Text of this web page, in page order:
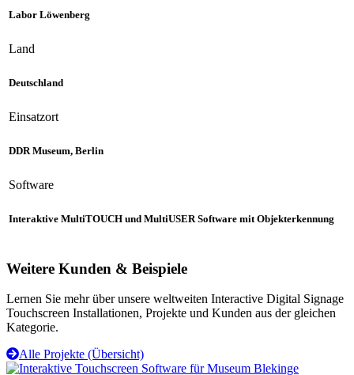
Labor Löwenberg
Land
Deutschland
Einsatzort
DDR Museum, Berlin
Software
Interaktive MultiTOUCH und MultiUSER Software mit Objekterkennung
Weitere Kunden & Beispiele
Lernen Sie mehr über unsere weltweiten Interactive Digital Signage
Touchscreen Installationen, Projekte und Kunden aus der gleichen
Kategorie.
Alle Projekte (Übersicht)